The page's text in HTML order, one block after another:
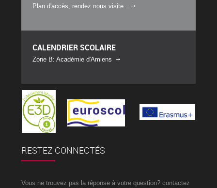
Plan d'accès, rendez nous visite...
CALENDRIER SCOLAIRE
Zone B: Académie d'Amiens
RESTEZ CONNECTÉS
Vous ne trouvez pas la réponse à votre question? contactez